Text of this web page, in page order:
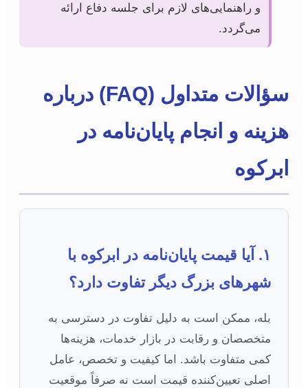
و راهنمایی‌های لازم برای جلسه دفاع ارائه
می‌گردد.
سؤالات متداول (FAQ) درباره
هزینه و انجام پایان‌نامه در
ابرکوه
۱. آیا قیمت پایان‌نامه در ابرکوه با
شهرهای بزرگ دیگر تفاوت دارد؟
بله، ممکن است به دلیل تفاوت در دسترسی به
متخصصان و رقابت در بازار خدمات، هزینه‌ها
کمی متفاوت باشد. اما کیفیت و تخصص، عامل
اصلی تعیین‌کننده قیمت است نه صرفاً موقعیت